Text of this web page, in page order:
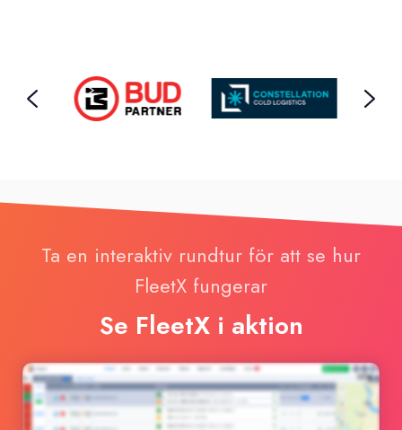
Ta en interaktiv rundtur för att se hur
FleetX fungerar
Se FleetX i aktion